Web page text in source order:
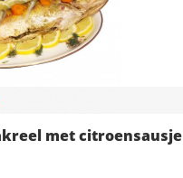
met citroensausje